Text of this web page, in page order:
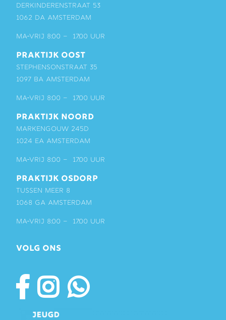
Derkinderenstraat 53
1062 DA Amsterdam
ma-vrij 8:00 – 17:00 uur
PRAKTIJK OOST
Stephensonstraat 35
1097 BA Amsterdam
ma-vrij 8:00 – 17:00 uur
PRAKTIJK NOORD
Markengouw 245D
1024 EA Amsterdam
ma-vrij 8:00 – 17:00 uur
PRAKTIJK OSDORP
Tussen Meer 8
1068 GA Amsterdam
ma-vrij 8:00 – 17:00 uur
VOLG ONS